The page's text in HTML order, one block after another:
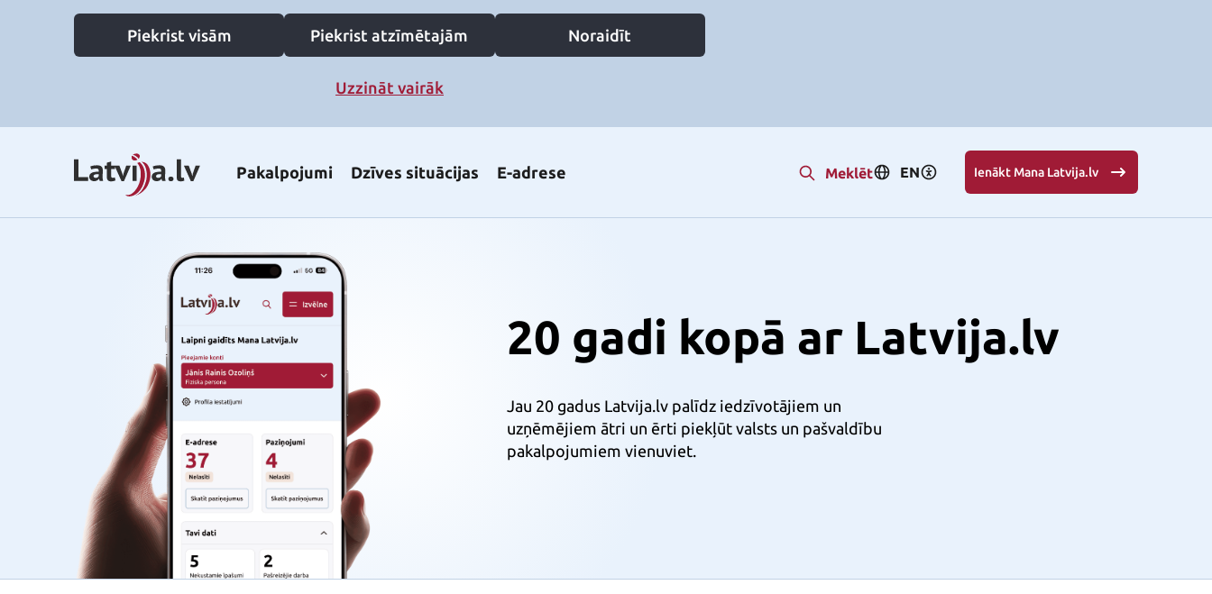
Piekrist visām Piekrist atzīmētajām Noraidīt
Uzzināt vairāk
Pakalpojumi Dzīves situācijas E-adrese Meklēt EN Ienākt Mana Latvija.lv
20 gadi kopā ar Latvija.lv
Jau 20 gadus Latvija.lv palīdz iedzīvotājiem un
uzņēmējiem ātri un ērti piekļūt valsts un pašvaldību
pakalpojumiem vienuviet.